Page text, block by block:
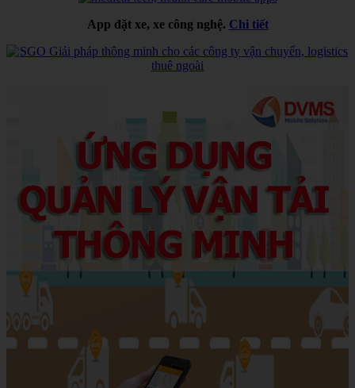
App đặt xe, xe công nghệ. Chi tiết